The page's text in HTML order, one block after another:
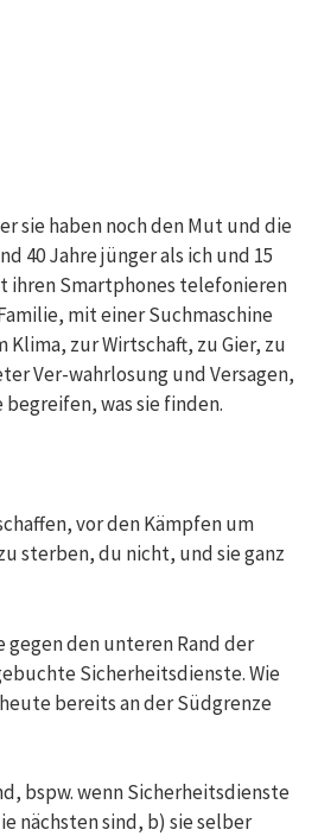
sie haben noch den Mut und die
40 Jahre jünger als ich und 15
ihren Smartphones telefonieren
mit einer Suchmaschine
zur Wirtschaft, zu Gier, zu
Ver-wahrlosung und Versagen,
was sie finden.
vor den Kämpfen um
sterben, du nicht, und sie ganz
gegen den unteren Rand der
Sicherheitsdienste. Wie
bereits an der Südgrenze
bspw. wenn Sicherheitsdienste
nächsten sind, b) sie selber